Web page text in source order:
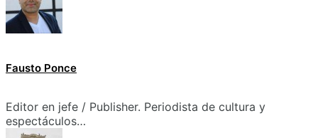
Fausto Ponce
Editor en jefe / Publisher. Periodista de cultura y
espectáculos…